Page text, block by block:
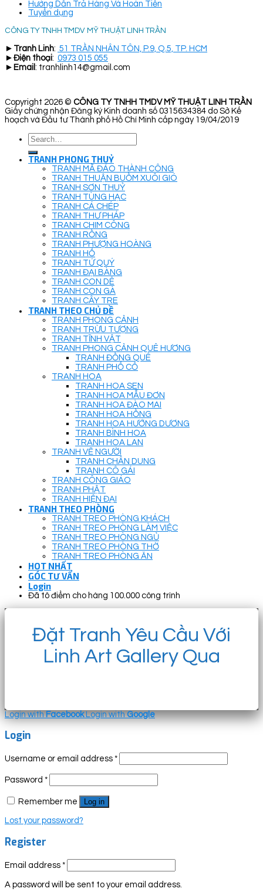
Hướng Dẫn Trả Hàng Và Hoàn Tiền
Tuyển dụng
CÔNG TY TNHH TMDV MỸ THUẬT LINH TRẦN
► Tranh Linh: 51 TRẦN NHÂN TÔN, P.9, Q.5, TP. HCM
► Điện thoại: 0973 015 055
► Email : tranhlinh14@gmail.com
Copyright 2026 © CÔNG TY TNHH TMDV MỸ THUẬT LINH TRẦN
Giấy chứng nhận Đăng ký Kinh doanh số 0315634384 do Sở Kế
hoạch và Đầu tư Thành phố Hồ Chí Minh cấp ngày 19/04/2019
Search
for:
TRANH PHONG THUỶ
TRANH MÃ ĐÁO THÀNH CÔNG
TRANH THUẬN BUỒM XUÔI GIÓ
TRANH SƠN THUỶ
TRANH TÙNG HẠC
TRANH CÁ CHÉP
TRANH THƯ PHÁP
TRANH CHIM CÔNG
TRANH RỒNG
TRANH PHƯỢNG HOÀNG
TRANH HỔ
TRANH TỨ QUÝ
TRANH ĐẠI BÀNG
TRANH CON DÊ
TRANH CON GÀ
TRANH CÂY TRE
TRANH THEO CHỦ ĐỀ
TRANH PHONG CẢNH
TRANH TRỪU TƯỢNG
TRANH TĨNH VẬT
TRANH PHONG CẢNH QUÊ HƯƠNG
TRANH ĐỒNG QUÊ
TRANH PHỐ CỔ
TRANH HOA
TRANH HOA SEN
TRANH HOA MẪU ĐƠN
TRANH HOA ĐÀO MAI
TRANH HOA HỒNG
TRANH HOA HƯỚNG DƯƠNG
TRANH BÌNH HOA
TRANH HOA LAN
TRANH VẼ NGƯỜI
TRANH CHÂN DUNG
TRANH CÔ GÁI
TRANH CÔNG GIÁO
TRANH PHẬT
TRANH HIỆN ĐẠI
TRANH THEO PHÒNG
TRANH TREO PHÒNG KHÁCH
TRANH TREO PHÒNG LÀM VIỆC
TRANH TREO PHÒNG NGỦ
TRANH TREO PHÒNG THỜ
TRANH TREO PHÒNG ĂN
HOT NHẤT
GÓC TƯ VẤN
Login
Đã tô điểm cho hàng 100.000 công trình
Đặt Tranh Yêu Cầu Với
Linh Art Gallery Qua
Login withFacebook Login withGoogle
Login
Username or email address *
Password *
Remember me Log in
Lost your password?
Register
Email address *
A password will be sent to your email address.